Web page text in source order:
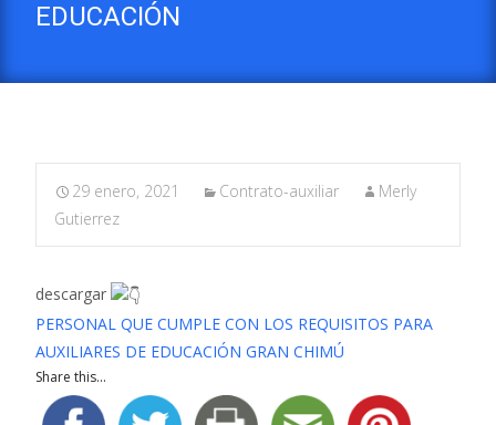
EDUCACIÓN
29 enero, 2021 Contrato-auxiliar
Merly
Gutierrez
descargar
PERSONAL QUE CUMPLE CON LOS REQUISITOS PARA
AUXILIARES DE EDUCACIÓN GRAN CHIMÚ
Share this...